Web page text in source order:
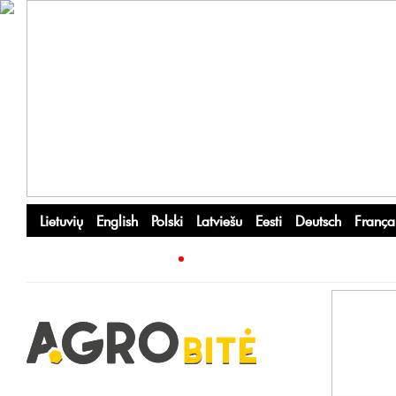
Lietuvių English Polski Latviešu Eesti Deutsch